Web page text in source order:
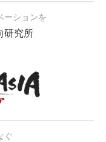
ーションを
研究所
ぐ